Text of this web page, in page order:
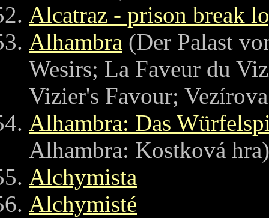
Alcatraz - prison break
Alhambra (Der Palast
Wesirs; La Faveur du
Vizier's Favour;
Alhambra: Das
Alhambra: Kostková hra)
Alchymista
Alchymisté